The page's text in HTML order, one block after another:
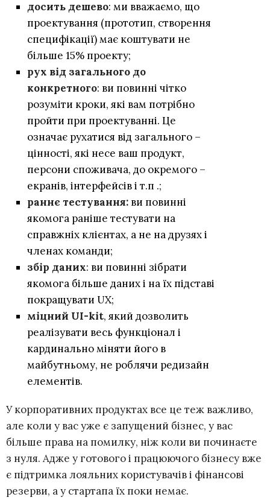
досить дешево: ми вважаємо, що
проектування (прототип, створення
специфікації) має коштувати не
більше 15% проекту;
рух від загального до
конкретного: ви повинні чітко
розуміти кроки, які вам потрібно
пройти при проектуванні. Це
означає рухатися від загального –
цінності, які несе ваш продукт,
персони споживача, до окремого –
екранів, інтерфейсів і т.п .;
раннє тестування: ви повинні
якомога раніше тестувати на
справжніх клієнтах, а не на друзях і
членах команди;
збір даних: ви повинні зібрати
якомога більше даних і на їх підставі
покращувати UX;
міцний UI-kit, який дозволить
реалізувати весь функціонал і
кардинально міняти його в
майбутньому, не роблячи редизайн
елементів.
У корпоративних продуктах все це теж важливо,
але коли у вас уже є запущений бізнес, у вас
більше права на помилку, ніж коли ви починаєте
з нуля. Адже у готового і працюючого бізнесу вже
є підтримка лояльних користувачів і фінансові
резерви, а у стартапа їх поки немає.